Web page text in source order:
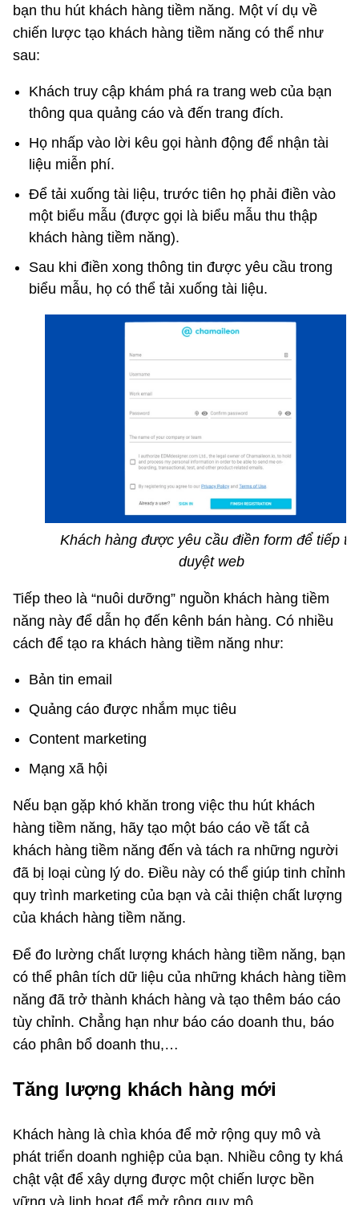
bạn thu hút khách hàng tiềm năng. Một ví dụ về
chiến lược tạo khách hàng tiềm năng có thể như
sau:
Khách truy cập khám phá ra trang web của bạn
thông qua quảng cáo và đến trang đích.
Họ nhấp vào lời kêu gọi hành động để nhận tài
liệu miễn phí.
Để tải xuống tài liệu, trước tiên họ phải điền vào
một biểu mẫu (được gọi là biểu mẫu thu thập
khách hàng tiềm năng).
Sau khi điền xong thông tin được yêu cầu trong
biểu mẫu, họ có thể tải xuống tài liệu.
Khách hàng được yêu cầu điền form để tiếp
duyệt web
Tiếp theo là “nuôi dưỡng” nguồn khách hàng tiềm
năng này để dẫn họ đến kênh bán hàng. Có nhiều
cách để tạo ra khách hàng tiềm năng như:
Bản tin email
Quảng cáo được nhắm mục tiêu
Content marketing
Mạng xã hội
Nếu bạn gặp khó khăn trong việc thu hút khách
hàng tiềm năng, hãy tạo một báo cáo về tất cả
khách hàng tiềm năng đến và tách ra những người
đã bị loại cùng lý do. Điều này có thể giúp tinh chỉnh
quy trình marketing của bạn và cải thiện chất lượng
của khách hàng tiềm năng.
Để đo lường chất lượng khách hàng tiềm năng, bạn
có thể phân tích dữ liệu của những khách hàng tiềm
năng đã trở thành khách hàng và tạo thêm báo cáo
tùy chỉnh. Chẳng hạn như báo cáo doanh thu, báo
cáo phân bổ doanh thu,…
Tăng lượng khách hàng mới
Khách hàng là chìa khóa để mở rộng quy mô và
phát triển doanh nghiệp của bạn. Nhiều công ty khá
chật vật để xây dựng được một chiến lược bền
vững và linh hoạt để mở rộng quy mô.